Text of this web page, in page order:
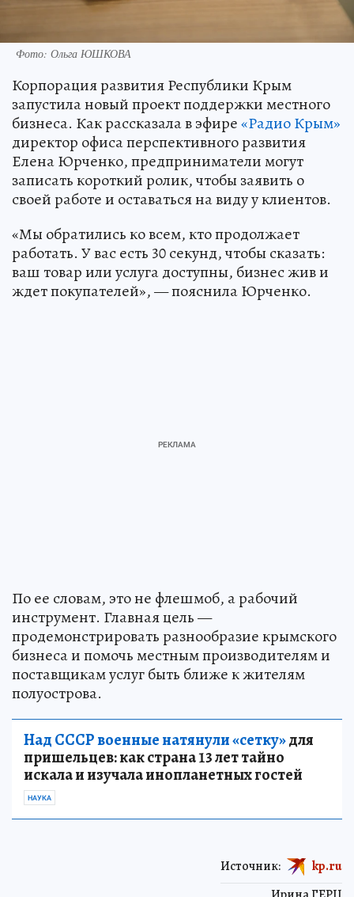
Фото: Ольга ЮШКОВА
Корпорация развития Республики Крым
запустила новый проект поддержки местного
бизнеса. Как рассказала в эфире«Радио Крым»
директор офиса перспективного развития
Елена Юрченко, предприниматели могут
записать короткий ролик, чтобы заявить о
своей работе и оставаться на виду у клиентов.
«Мы обратились ко всем, кто продолжает
работать. У вас есть 30 секунд, чтобы сказать:
ваш товар или услуга доступны, бизнес жив и
ждет покупателей», — пояснила Юрченко.
По ее словам, это не флешмоб, а рабочий
инструмент. Главная цель —
продемонстрировать разнообразие крымского
бизнеса и помочь местным производителям и
поставщикам услуг быть ближе к жителям
полуострова.
Над СССР военные натянули «сетку»для
пришельцев: как страна 13 лет тайно
искала и изучала инопланетных гостей
НАУКА
Источник: kp.ru